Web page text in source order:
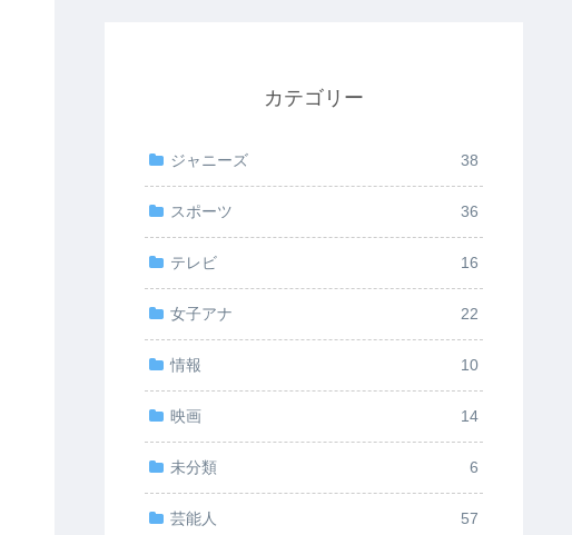
カテゴリー
ジャニーズ 38
スポーツ 36
テレビ 16
女子アナ 22
情報 10
映画 14
未分類 6
芸能人 57